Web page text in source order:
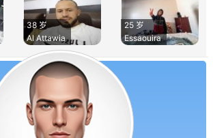
38 岁
Al Attawia
25 岁
Essaouira